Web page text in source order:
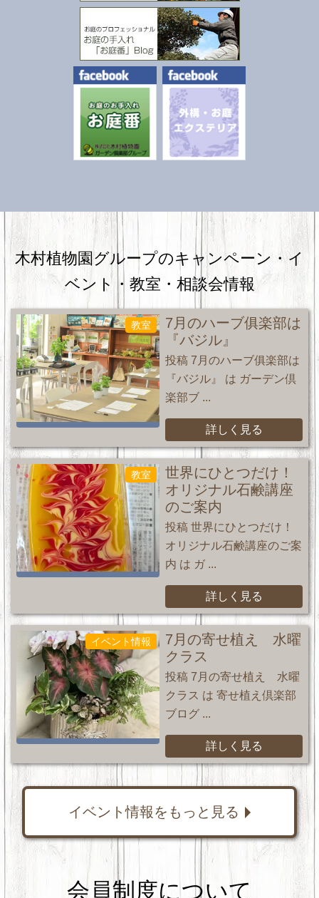
木村植物園グループのキャンペーン・イ
ベント・教室・相談会情報
教室
7月のハーブ俱楽部は
『バジル』
投稿 7月のハーブ俱楽部は
『バジル』 は ガーデン倶
楽部ブ ...
詳しく見る
教室
世界にひとつだけ！
オリジナル石鹸講座
のご案内
投稿 世界にひとつだけ！
オリジナル石鹸講座のご案
内 は ガ ...
詳しく見る
イベント情報
7月の寄せ植え 水曜
クラス
投稿 7月の寄せ植え 水曜
クラス は 寄せ植え倶楽部
ブログ ...
詳しく見る
イベント情報をもっと見る
会員制度について